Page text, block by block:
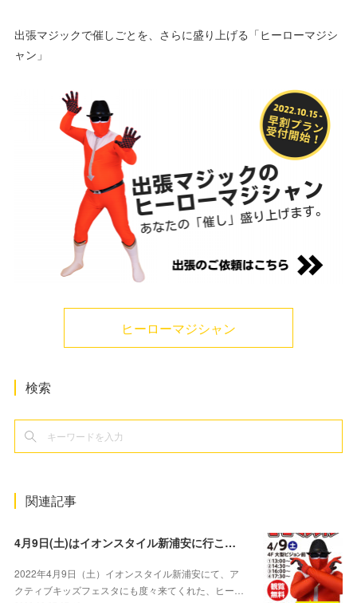
出張マジックで催しごとを、さらに盛り上げる「ヒーローマジシ
ャン」
ヒーローマジシャン
検索
関連記事
4月9日(土)はイオンスタイル新浦安に行こう！アクティブキッズフェスタにも登場したヒーローマジシャンがマジックを披露します！
2022年4月9日（土）イオンスタイル新浦安にて、ア
クティブキッズフェスタにも度々来てくれた、ヒー…